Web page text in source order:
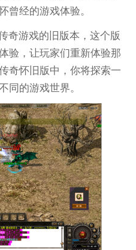
曾经的游戏体验。
奇游戏的旧版本，这个版
验，让玩家们重新体验那
奇怀旧版中，你将探索一
同的游戏世界。